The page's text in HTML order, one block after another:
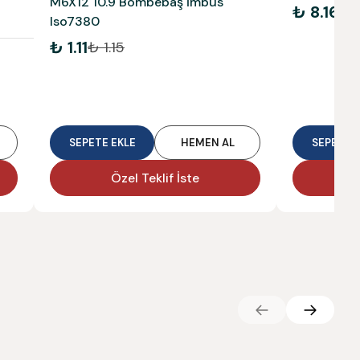
Iso7380
₺ 1.11₺ 1.15
SEPETE EKLE HEMEN AL
Özel Teklif İste
₺ 8.16
SEPETE